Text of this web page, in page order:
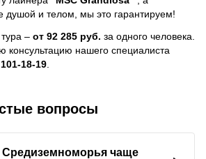
душой и телом, мы это гарантируем!
– от 92 285 руб. за одного человека.
консультацию нашего специалиста
18-19
вопросы
Средиземноморья чаще